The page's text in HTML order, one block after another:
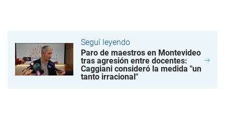
Seguí leyendo
Paro de maestros en Montevideo
tras agresión entre docentes:
Caggiani consideró la medida "un
tanto irracional"